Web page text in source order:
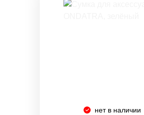
нет в наличии